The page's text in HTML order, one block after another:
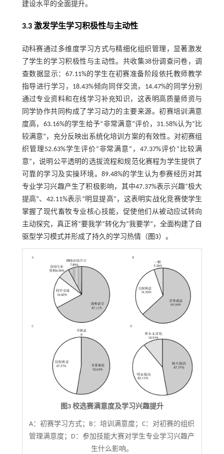
建设水平的全面提升。
3.3 激发学生学习积极性与主动性
动科赛通过多维度学习方式与精细化组织管理，显著激发
了学生的学习积极性与主动性。共收集38份调查问卷，调
查数据显示：67.11%的学生在初赛准备阶段依托教师教学
指导进行学习，18.43%倾向同伴交流，14.47%的同学分别
通过专业资料和在线学习补充知识，这表明高质量师资与
同学协作共同构成了学习动力的主要来源。初赛培训满意
度高，63.16%的学生给予“非常满意”评价，31.58%认为“比
较满意”，充分反映出系统化培训方案的有效性。对初赛组
织管理52.63%学生评价“非常满意”，47.37%评价“比较满
意”，说明公平透明的选拔流程和规范化赛程为学生提供了
可靠的学习及实操环境。89.48%的学生认为参赛经历对其
专业学习兴趣产生了积极影响，其中47.37%表示兴趣“极大
提高”、42.11%表示“明显提高”，这表明实战化竞赛使学生
掌握了现代畜牧专业核心技能，促使他们从被动应试转向
主动探究，真正将“要我学”转化为“我要学”，全面构建了自
驱型学习模式并形成了持久的学习热情（ 图3）。
图3 校选赛满意度及学习兴趣提升
A：初赛学习方式；B：培训满意度；C：对初赛的组织
管理满意度；D：参加技能大赛对学生专业学习兴趣产
生什么影响。